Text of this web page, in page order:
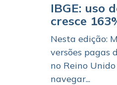
IBGE: uso
cresce
Nesta edição:
versões pagas
no Reino
navegar...